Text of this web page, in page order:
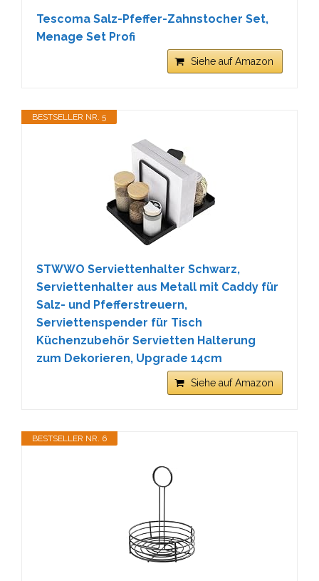
Tescoma Salz-Pfeffer-Zahnstocher Set,
Menage Set Profi
Siehe auf Amazon
BESTSELLER NR. 5
STWWO Serviettenhalter Schwarz,
Serviettenhalter aus Metall mit Caddy für
Salz- und Pfefferstreuern,
Serviettenspender für Tisch
Küchenzubehör Servietten Halterung
zum Dekorieren, Upgrade 14cm
Siehe auf Amazon
BESTSELLER NR. 6